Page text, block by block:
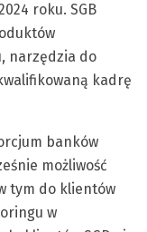
roku. SGB
narzędzia do
kadrę
banków
możliwość
tym do klientów
w